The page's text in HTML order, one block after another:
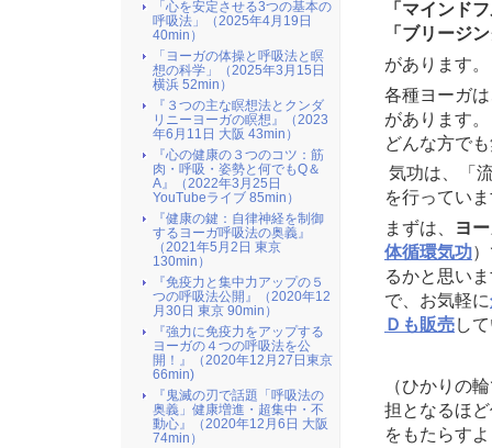
2011/05/16 【動
2011/02/06 「エ
2011/01/19 マイ
2008/03/14 エン
2008/02/23 ３
2008/02/23 ２
2008/02/23 １
2008/02/10 ナ
2008/01/23 初心
「マインド
「ブリージ
があります。
各種ヨーガ
があります。
どんな方で
気功は、「
を行ってい
まずは、
ヨ
体循環気功
るかと思い
で、お気軽に
Ｄも販売し
（ひかりの
担となるほ
をもたらす
「心を安定させる3つの基本の
呼吸法」（2025年4月19日
40min）
「ヨーガの体操と呼吸法と瞑
想の科学」（2025年3月15日
横浜 52min）
『３つの主な瞑想法とクンダ
リニーヨーガの瞑想』（2023
年6月11日 大阪 43min）
『心の健康の３つのコツ：筋
肉・呼吸・姿勢と何でもQ＆
A』（2022年3月25日
YouTubeライブ 85min）
『健康の鍵：自律神経を制御
するヨーガ呼吸法の奥義』
（2021年5月2日 東京
130min）
『免疫力と集中力アップの５
つの呼吸法公開』（2020年12
月30日 東京 90min）
『強力に免疫力をアップする
ヨーガの４つの呼吸法を公
開！』（2020年12月27日東京
66min)
『鬼滅の刃で話題「呼吸法の
奥義」健康増進・超集中・不
動心』（2020年12月6日 大阪
74min）